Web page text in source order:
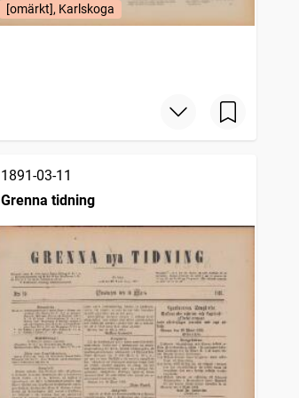
[omärkt], Karlskoga
1891-03-11
Grenna tidning